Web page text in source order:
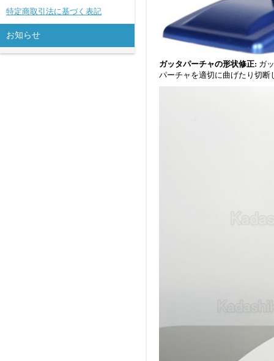
特定商取引法に基づく表記
お知らせ
ガッタパーチャの形状修正: ガ
パーチャを適切に曲げたり切